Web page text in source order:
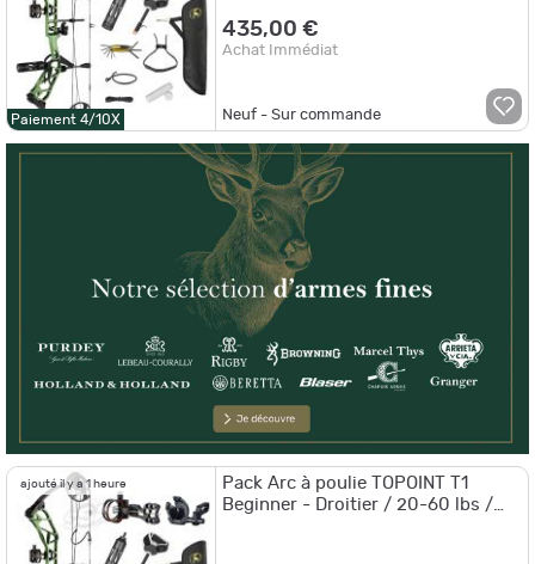
Paiement 4/10X
435,00 €
Achat Immédiat
Neuf - Sur commande
ajouté il y a 1 heure
Pack Arc à poulie TOPOINT T1
Beginner - Droitier / 20-60 lbs /